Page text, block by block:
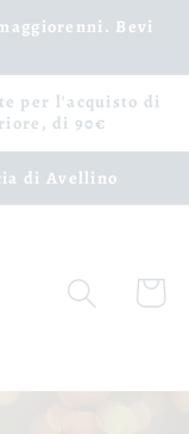
Bevi
per l'acquisto di
di 90€
di Avellino
Carrello